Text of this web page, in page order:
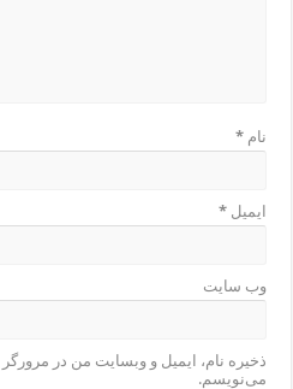
نام*
ایمیل*
وب‌ سایت
ذخیره نام، ایمیل و وبسایت من در
می‌نویسم.